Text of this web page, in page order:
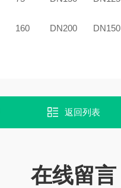
160 DN200 DN150
返回列表
在线留言